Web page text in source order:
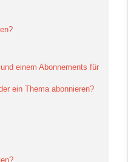
einem Abonnements für
ein Thema abonnieren?